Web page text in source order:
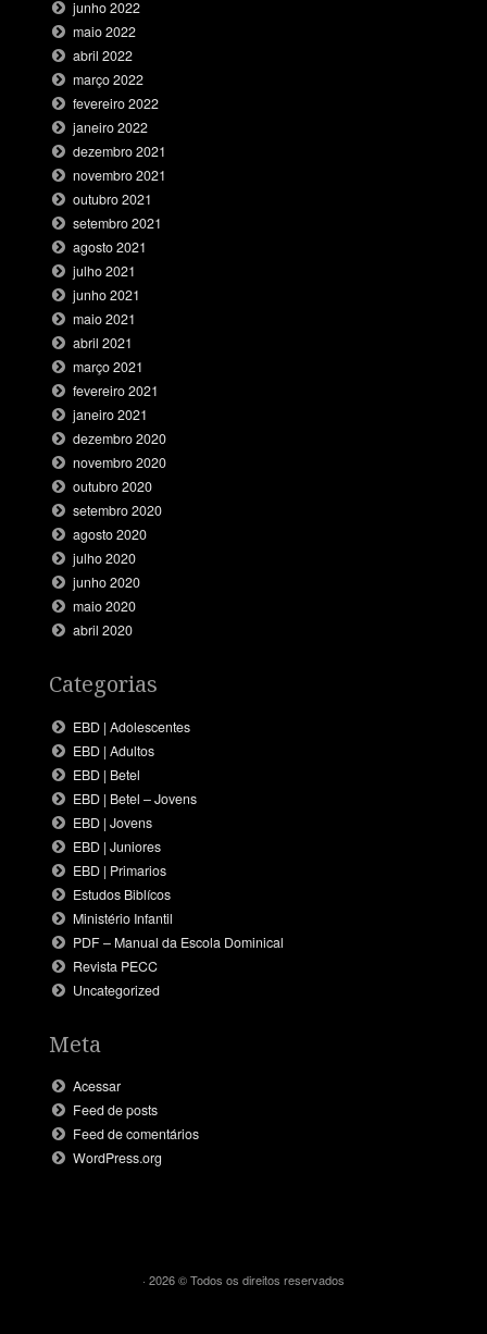
junho 2022
maio 2022
abril 2022
março 2022
fevereiro 2022
janeiro 2022
dezembro 2021
novembro 2021
outubro 2021
setembro 2021
agosto 2021
julho 2021
junho 2021
maio 2021
abril 2021
março 2021
fevereiro 2021
janeiro 2021
dezembro 2020
novembro 2020
outubro 2020
setembro 2020
agosto 2020
julho 2020
junho 2020
maio 2020
abril 2020
Categorias
EBD | Adolescentes
EBD | Adultos
EBD | Betel
EBD | Betel – Jovens
EBD | Jovens
EBD | Juniores
EBD | Primarios
Estudos Biblícos
Ministério Infantil
PDF – Manual da Escola Dominical
Revista PECC
Uncategorized
Meta
Acessar
Feed de posts
Feed de comentários
WordPress.org
· 2026 © Todos os direitos reservados